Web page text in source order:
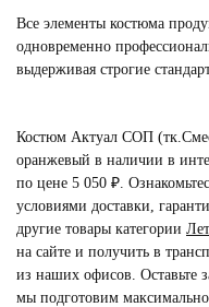
Все элементы костюма
одновременно
выдерживая строгие
Костюм Актуал СОП
оранжевый в наличии в
по цене 5 050 ₽.
условиями доставки,
другие товары категории
на сайте и получить в
из наших офисов. Оставьте
мы подготовим